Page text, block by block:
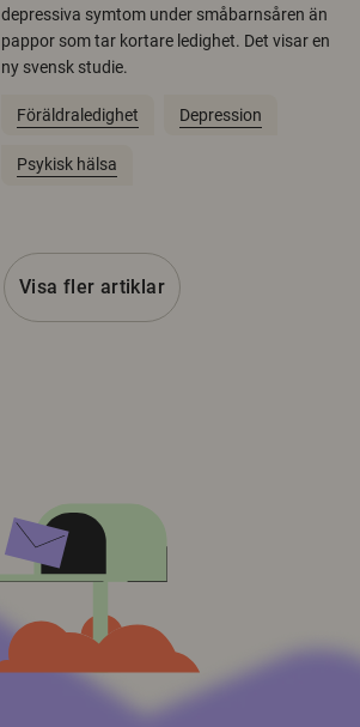
depressiva symtom under småbarnsåren än
pappor som tar kortare ledighet. Det visar en
ny svensk studie.
Föräldraledighet Depression
Psykisk hälsa
Visa fler artiklar